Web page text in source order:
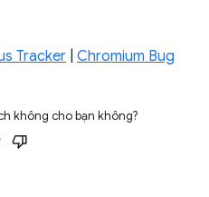
Tracker Chromium Bug
không cho bạn không?